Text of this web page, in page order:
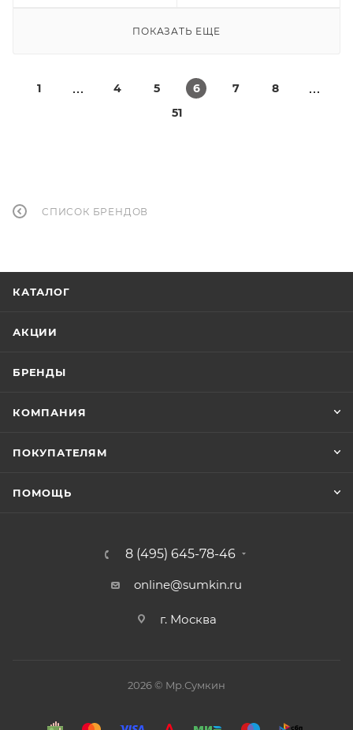
ПОКАЗАТЬ ЕЩЕ
1 4 5 6 7
8
51
СПИСОК БРЕНДОВ
КАТАЛОГ
АКЦИИ
БРЕНДЫ
КОМПАНИЯ
ПОКУПАТЕЛЯМ
ПОМОЩЬ
8 (495) 645-78-46
online@sumkin.ru
г. Москва
2026 © Mр.Сумкин